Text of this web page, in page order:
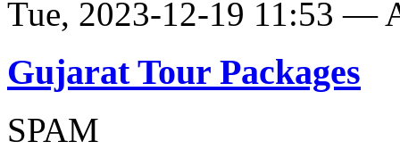
Tue, 2023-12-19 11:53 —
Gujarat Tour Packages
SPAM